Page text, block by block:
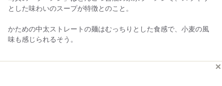
とした味わいのスープが特徴とのこと。
かための中太ストレートの麺はむっちりとした食感で、小麦の風
味も感じられるそう。